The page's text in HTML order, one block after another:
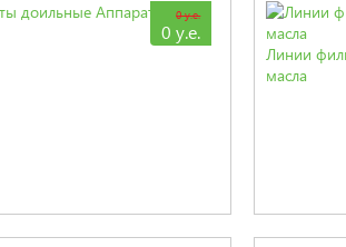
Аппараты
0 у.е.
0 у.е.
Линии
масла